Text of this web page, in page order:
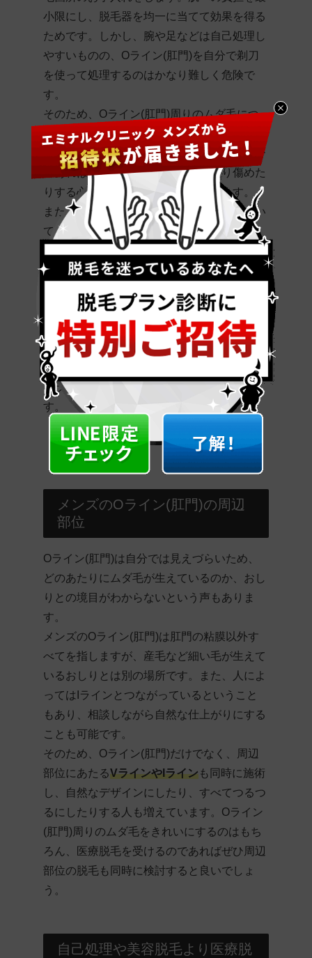
小限にし、脱毛器を均一に当てて効果を得る
ためです。しかし、腕や足などは自己処理し
やすいものの、Oライン(肛門)を自分で剃刀
を使って処理するのはかなり難しく危険で
す。
そのため、Oライン(肛門)周りのムダ毛につ
いては、電気シェーバーを使ってできる範囲
で処理をしておきましょう。電気シェーバー
であれば、剃刀のように肌を切ったり傷めた
りする心配がなく、安全に処理できます。
また、脱毛を受けた後のアフターケアについ
ては、
保湿 をして清潔に保つようにします。
万が一肌のひりつきや痛み、赤みなどの肌ト
ラブルが発生した際には、すぐに医師が対応
脱毛だからこそ、迅速な処置を受けられるの
も大きなメリットと言えるでしょう。
メンズエミナルでは、その際にかかった薬剤
代や治療費などは追加料金が不要なため、肌
トラブルはもちろん料金面でも安心できま
す。
メンズのOライン(肛門)の周辺
部位
Oライン(肛門)は自分では見えづらいため、
どのあたりにムダ毛が生えているのか、おし
りとの境目がわからないという声もありま
す。
メンズのOライン(肛門)は肛門の粘膜以外す
べてを指しますが、産毛など細い毛が生えて
いるおしりとは別の場所です。また、人によ
ってはIラインとつながっているということ
もあり、相談しながら自然な仕上がりにする
ことも可能です。
そのため、Oライン(肛門)だけでなく、周辺
部位にあたるVラインやIラインも同時に施術
し、自然なデザインにしたり、すべてつるつ
るにしたりする人も増えています。Oライン
(肛門)周りのムダ毛をきれいにするのはもち
ろん、医療脱毛を受けるのであればぜひ周辺
部位の脱毛も同時に検討すると良いでしょ
う。
自己処理や美容脱毛より医療脱